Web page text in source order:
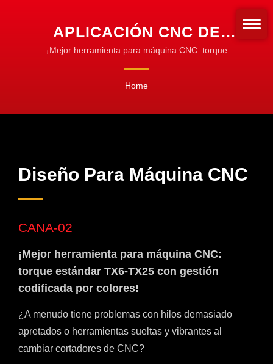
APLICACIÓN CNC DE
SLOKY | HERRAMIENTAS
DE TORQUE CNC PARA
Y FRESADO
¡Mejor herramienta para máquina CNC: torque
Home
Diseño Para Máquina CNC
CANA-02
¡Mejor herramienta para máquina CNC:
torque estándar TX6-TX25 con gestión
codificada por colores!
¿A menudo tiene problemas con hilos demasiado
apretados o herramientas sueltas y vibrantes al
cambiar cortadores de CNC?